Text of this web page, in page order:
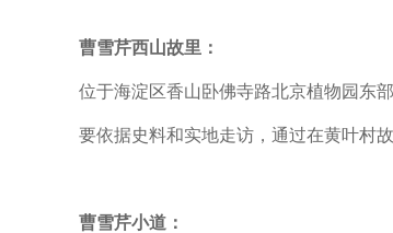
曹雪芹西山故里：
位于海淀区香山卧佛寺路北京植物园东
要依据史料和实地走访，通过在黄叶村
曹雪芹小道：